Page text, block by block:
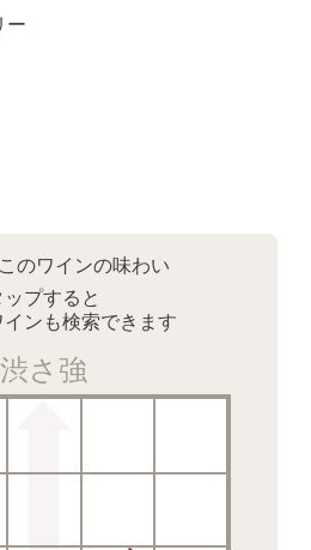
ー
のワインの味わい
プすると
ンも検索できます
渋さ強